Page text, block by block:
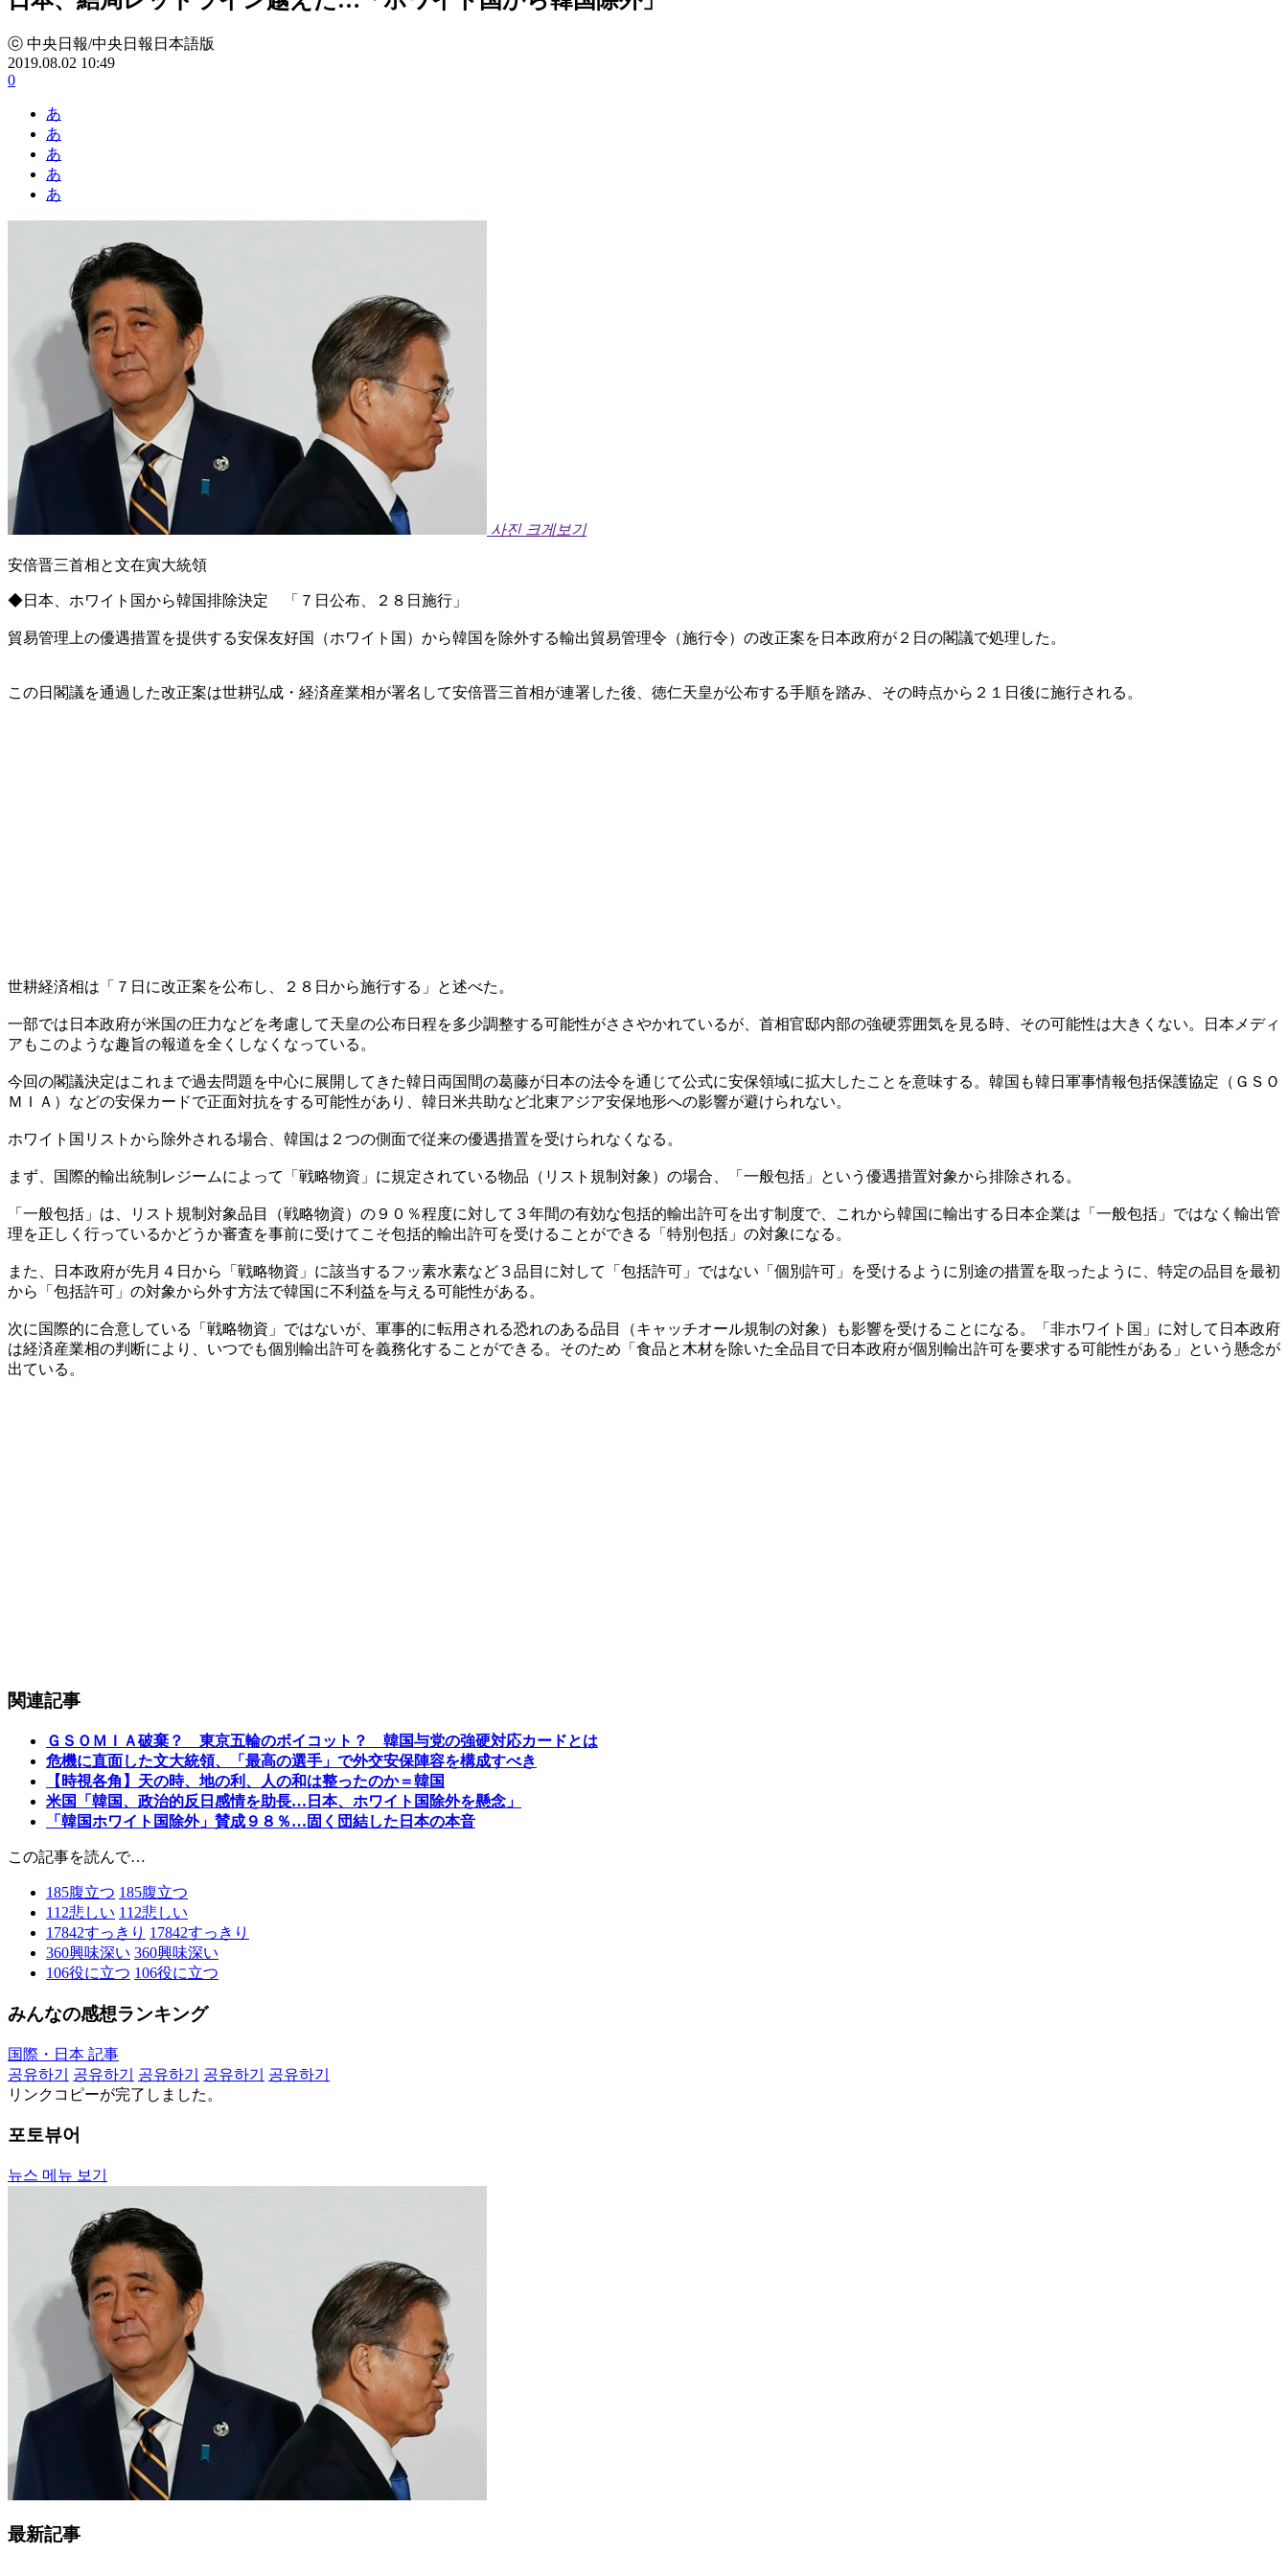
ⓒ 中央日報/中央日報日本語版
2019.08.02 10:49
0
あ
あ
あ
あ
あ
사진 크게보기
安倍晋三首相と文在寅大統領
◆日本、ホワイト国から韓国排除決定 「７日公布、２８日施行」
貿易管理上の優遇措置を提供する安保友好国（ホワイト国）から韓国を除外する輸出貿易管理令（施行令）の改正案を日本政府が２日の閣議で処理した。
この日閣議を通過した改正案は世耕弘成・経済産業相が署名して安倍晋三首相が連署した後、徳仁天皇が公布する手順を踏み、その時点から２１日後に施行される。
世耕経済相は「７日に改正案を公布し、２８日から施行する」と述べた。
一部では日本政府が米国の圧力などを考慮して天皇の公布日程を多少調整する可能性がささやかれているが、首相官邸内部の強硬雰囲気を見る時、その可能性は大きくない。日本メディ
アもこのような趣旨の報道を全くしなくなっている。
今回の閣議決定はこれまで過去問題を中心に展開してきた韓日両国間の葛藤が日本の法令を通じて公式に安保領域に拡大したことを意味する。韓国も韓日軍事情報包括保護協定（ＧＳＯ
ＭＩＡ）などの安保カードで正面対抗をする可能性があり、韓日米共助など北東アジア安保地形への影響が避けられない。
ホワイト国リストから除外される場合、韓国は２つの側面で従来の優遇措置を受けられなくなる。
まず、国際的輸出統制レジームによって「戦略物資」に規定されている物品（リスト規制対象）の場合、「一般包括」という優遇措置対象から排除される。
「一般包括」は、リスト規制対象品目（戦略物資）の９０％程度に対して３年間の有効な包括的輸出許可を出す制度で、これから韓国に輸出する日本企業は「一般包括」ではなく輸出管
理を正しく行っているかどうか審査を事前に受けてこそ包括的輸出許可を受けることができる「特別包括」の対象になる。
また、日本政府が先月４日から「戦略物資」に該当するフッ素水素など３品目に対して「包括許可」ではない「個別許可」を受けるように別途の措置を取ったように、特定の品目を最初
から「包括許可」の対象から外す方法で韓国に不利益を与える可能性がある。
次に国際的に合意している「戦略物資」ではないが、軍事的に転用される恐れのある品目（キャッチオール規制の対象）も影響を受けることになる。「非ホワイト国」に対して日本政府
は経済産業相の判断により、いつでも個別輸出許可を義務化することができる。そのため「食品と木材を除いた全品目で日本政府が個別輸出許可を要求する可能性がある」という懸念が
出ている。
関連記事
ＧＳＯＭＩＡ破棄？ 東京五輪のボイコット？ 韓国与党の強硬対応カードとは
危機に直面した文大統領、「最高の選手」で外交安保陣容を構成すべき
【時視各角】天の時、地の利、人の和は整ったのか＝韓国
米国「韓国、政治的反日感情を助長…日本、ホワイト国除外を懸念」
「韓国ホワイト国除外」賛成９８％…固く団結した日本の本音
この記事を読んで…
185腹立つ 185腹立つ
112悲しい 112悲しい
17842すっきり 17842すっきり
360興味深い 360興味深い
106役に立つ 106役に立つ
みんなの感想ランキング
国際・日本 記事
공유하기
공유하기 공유하기 공유하기
공유하기
リンクコピーが完了しました。
포토뷰어
뉴스 메뉴 보기
最新記事